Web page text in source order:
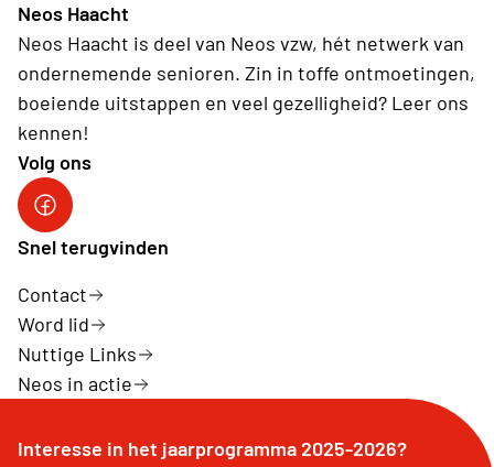
Neos Haacht
Neos Haacht is deel van Neos vzw, hét netwerk van
ondernemende senioren. Zin in toffe ontmoetingen,
boeiende uitstappen en veel gezelligheid? Leer ons
kennen!
Volg ons
Facebook pagina Haacht
Snel terugvinden
Contact
Word lid
Nuttige Links
Neos in actie
Interesse in het jaarprogramma 2025-2026?